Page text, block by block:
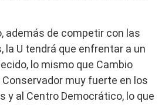
además de competir con las
U tendrá que enfrentar a un
lo mismo que Cambio
Conservador muy fuerte en los
y al Centro Democrático, lo que